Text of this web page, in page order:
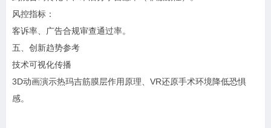
风控指标：
客诉率、广告合规审查通过率。
五、创新趋势参考
技术可视化传播
3D动画演示热玛吉筋膜层作用原理、VR还原手术环境降低恐惧
感。